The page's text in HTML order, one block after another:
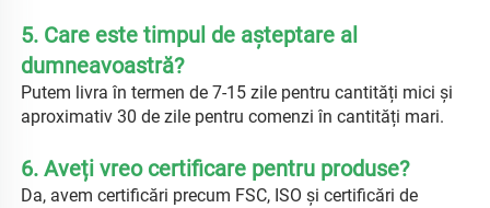
5. Care este timpul de așteptare al
dumneavoastră?
Putem livra în termen de 7-15 zile pentru cantități mici și
aproximativ 30 de zile pentru comenzi în cantități mari.
6. Aveți vreo certificare pentru produse?
Da, avem certificări precum FSC, ISO și certificări de